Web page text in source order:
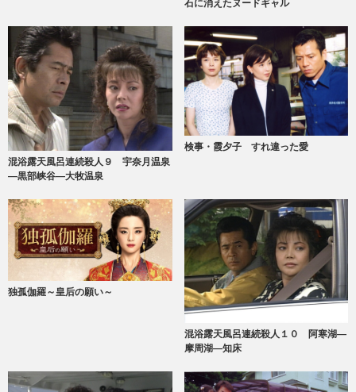
石に消えたヌードギャル
混浴露天風呂連続殺人９ 宇奈月温泉
―黒部峡谷―大牧温泉
検事・霞夕子 すれ違った愛
独孤伽羅～皇后の願い～
混浴露天風呂連続殺人１０ 阿寒湖―
摩周湖―知床